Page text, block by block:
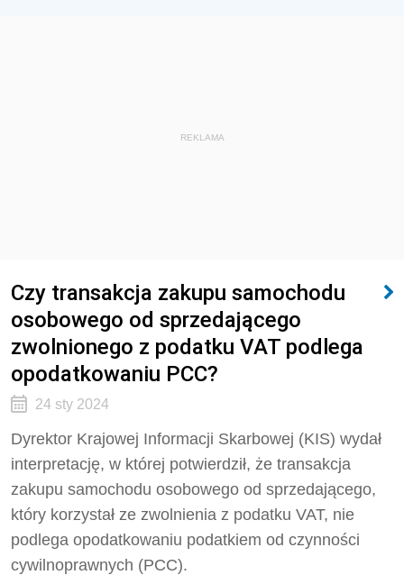
REKLAMA
Czy transakcja zakupu samochodu
osobowego od sprzedającego
zwolnionego z podatku VAT podlega
opodatkowaniu PCC?
24 sty 2024
Dyrektor Krajowej Informacji Skarbowej (KIS) wydał
interpretację, w której potwierdził, że transakcja
zakupu samochodu osobowego od sprzedającego,
który korzystał ze zwolnienia z podatku VAT, nie
podlega opodatkowaniu podatkiem od czynności
cywilnoprawnych (PCC).